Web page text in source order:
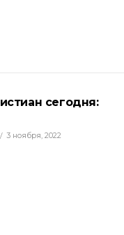
сегодня:
3 ноября, 2022